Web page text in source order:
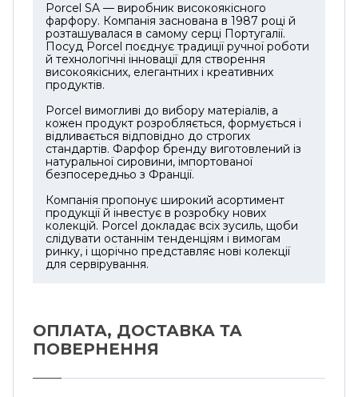
страву охайно, без щільного
нагромадження.
Виріб виготовлений із білої порцеляни та
має висоту 3 см. Такий формат добре
підходить для центральної подачі на
обідньому або святковому столі. Блюдо
можна використовувати для однієї
великої страви або для комбінованої
подачі, наприклад, сирів із фруктами,
закусок із соусниками чи десертів із
ягодами.
Декор Blue Legacy побудований на
контрасті білого фарфору та глибокого
синього орнаменту. Малюнок виглядає
посудом, прозорим склом, синіми
деталями, сріблястим столовим
Porcel SA — виробник високоякісного
фарфору. Компанія заснована в 1987 році й
розташувалася в самому серці Португалії.
Посуд Porcel поєднує традиції ручної роботи
й технологічні інновації для створення
високоякісних, елегантних і креативних
продуктів.
Porcel вимогливі до вибору матеріалів, а
кожен продукт розробляється, формується і
відливається відповідно до строгих
стандартів. Фарфор бренду виготовлений із
натуральної сировини, імпортованої
безпосередньо з Франції.
Компанія пропонує широкий асортимент
продукції й інвестує в розробку нових
колекцій. Porcel докладає всіх зусиль, щоби
слідувати останнім тенденціям і вимогам
ринку, і щорічно представляє нові колекції
для сервірування.
ОПЛАТА, ДОСТАВКА ТА
ПОВЕРНЕННЯ